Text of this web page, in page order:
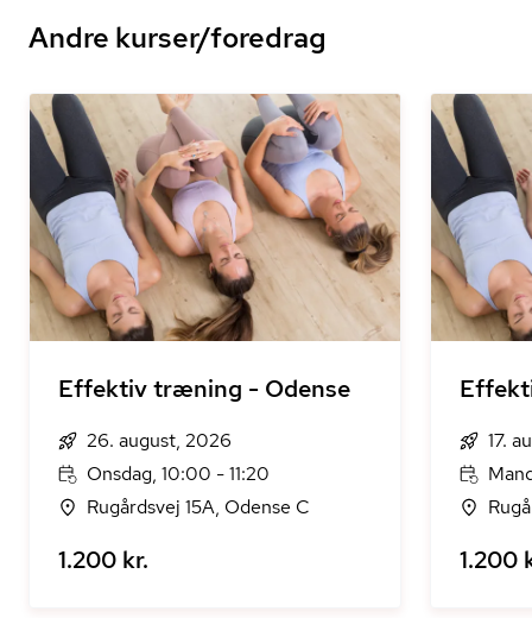
Andre kurser/foredrag
Effektiv træning - Odense
26. august, 2026
Onsdag, 10:00 - 11:20
Rugårdsvej 15A, Odense C
1.200 kr.
17.
1.200